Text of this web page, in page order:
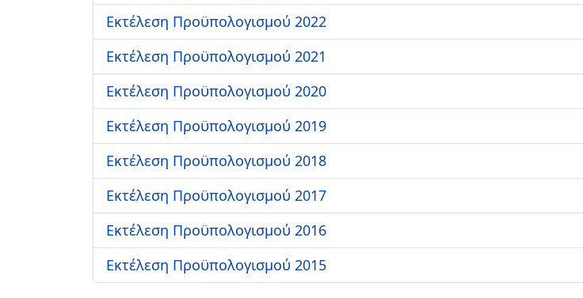
Εκτέλεση Προϋπολογισμού 2022
Εκτέλεση Προϋπολογισμού 2021
Εκτέλεση Προϋπολογισμού 2020
Εκτέλεση Προϋπολογισμού 2019
Εκτέλεση Προϋπολογισμού 2018
Εκτέλεση Προϋπολογισμού 2017
Εκτέλεση Προϋπολογισμού 2016
Εκτέλεση Προϋπολογισμού 2015